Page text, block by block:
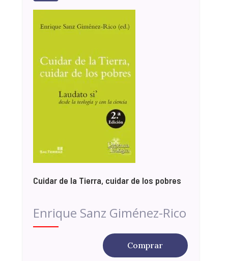
Cuidar de la Tierra, cuidar de los pobres
Enrique Sanz Giménez-Rico
Comprar